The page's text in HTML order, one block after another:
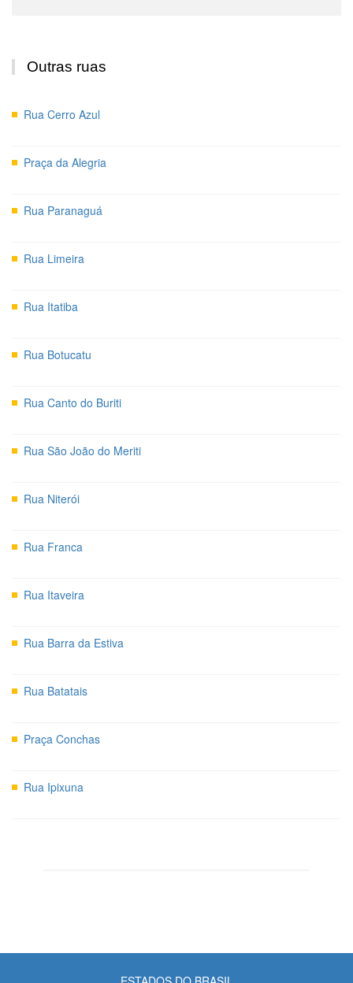
Outras ruas
Rua Cerro Azul
Praça da Alegria
Rua Paranaguá
Rua Limeira
Rua Itatiba
Rua Botucatu
Rua Canto do Buriti
Rua São João do Meriti
Rua Niterói
Rua Franca
Rua Itaveira
Rua Barra da Estiva
Rua Batatais
Praça Conchas
Rua Ipixuna